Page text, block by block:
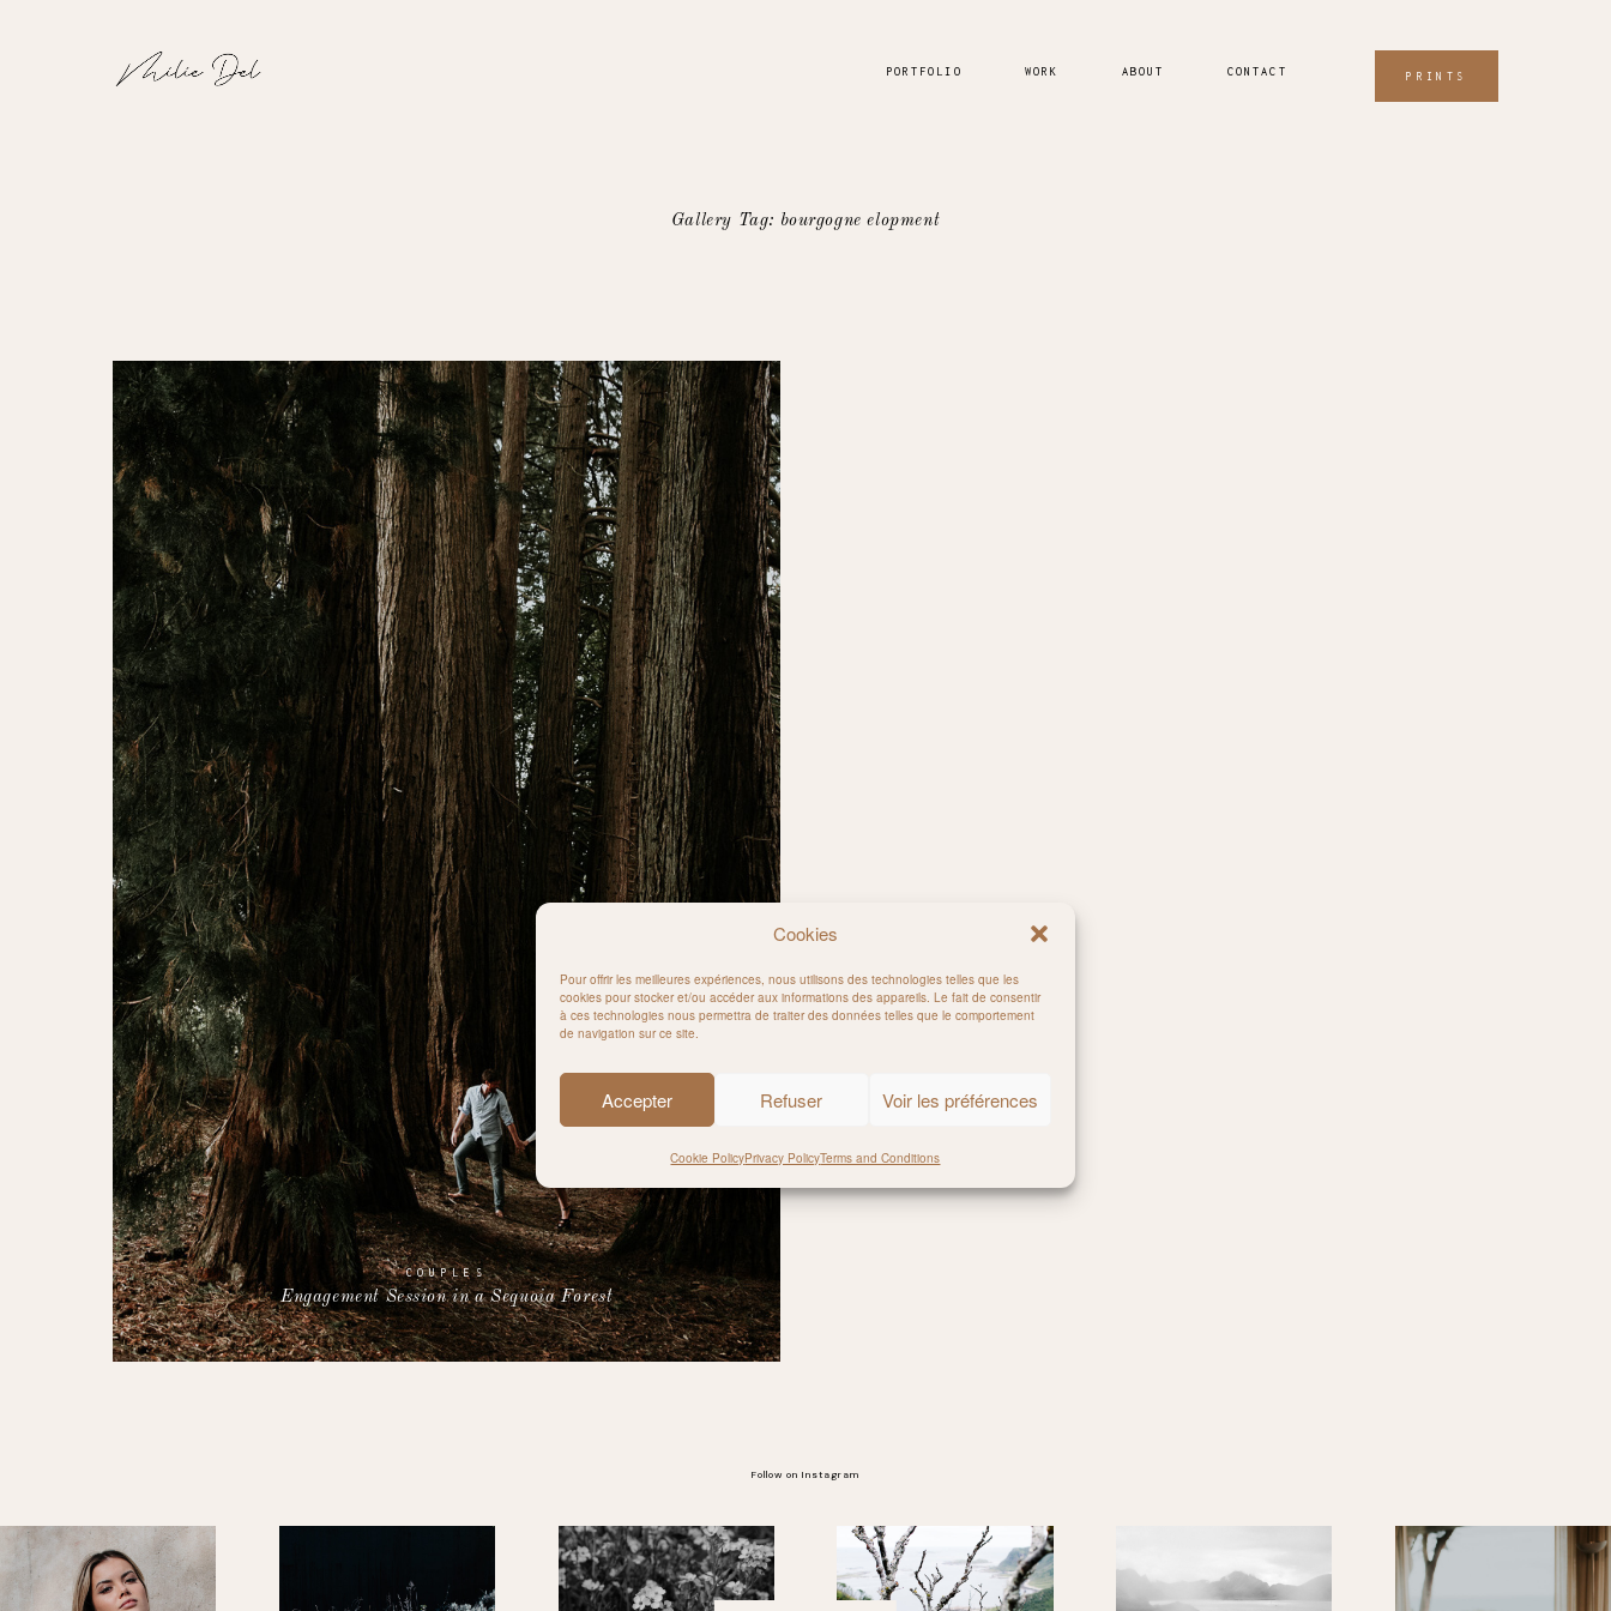
Cookies
Pour offrir les meilleures expériences, nous utilisons des technologies telles que les
cookies pour stocker et/ou accéder aux informations des appareils. Le fait de consentir
à ces technologies nous permettra de traiter des données telles que le comportement
de navigation sur ce site.
Accepter Refuser Voir les préférences
Cookie PolicyPrivacy PolicyTerms and Conditions
PORTFOLIO WORK ABOUT CONTACT PRINTS
Gallery Tag: bourgogne elopment
COUPLES
Engagement Session in a Sequoia Forest
Follow on Instagram